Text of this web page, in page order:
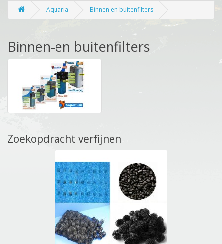
Aquaria Binnen-en buitenfilters
Binnen-en buitenfilters
Zoekopdracht verfijnen